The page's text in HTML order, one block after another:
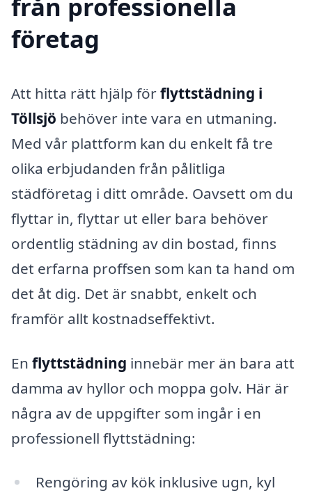
från professionella
företag
Att hitta rätt hjälp förflyttstädning i
Töllsjö behöver inte vara en utmaning.
Med vår plattform kan du enkelt få tre
olika erbjudanden från pålitliga
städföretag i ditt område. Oavsett om du
flyttar in, flyttar ut eller bara behöver
ordentlig städning av din bostad, finns
det erfarna proffsen som kan ta hand om
det åt dig. Det är snabbt, enkelt och
framför allt kostnadseffektivt.
En flyttstädning innebär mer än bara att
damma av hyllor och moppa golv. Här är
några av de uppgifter som ingår i en
professionell flyttstädning:
Rengöring av kök inklusive ugn, kyl